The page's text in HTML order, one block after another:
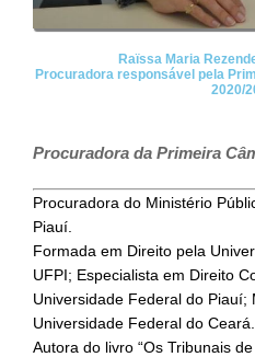
Raïssa Maria
Procuradora responsável pela
2020/
Procuradora da Primeira
Procuradora do Ministério
Piauí.
Formada em Direito pela
UFPI; Especialista em Direito
Universidade Federal do Piauí;
Universidade Federal do Ceará.
Autora do livro “Os Tribunais